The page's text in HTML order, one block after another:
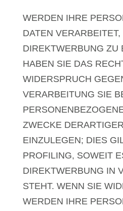
WERDEN IHRE
DATEN VERARBEITET,
DIREKTWERBUNG ZU
HABEN SIE DAS
WIDERSPRUCH
VERARBEITUNG SIE
ZWECKE
EINZULEGEN; DIES
PROFILING, SOWEIT
DIREKTWERBUNG IN
STEHT. WENN SIE
WERDEN IHRE